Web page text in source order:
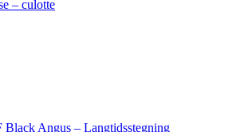
– culotte
Black Angus – Langtidsstegning